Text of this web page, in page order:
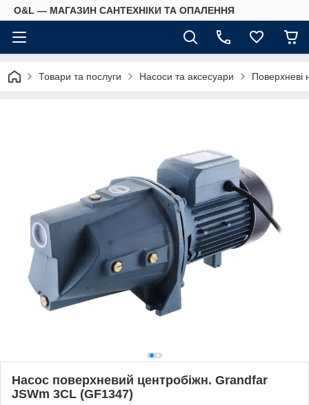
O&L — МАГАЗИН САНТЕХНІКИ ТА ОПАЛЕННЯ
Товари та послуги Насоси та аксесуари Поверхневі
Насос поверхневий центробіжн. Grandfar
JSWm 3CL (GF1347)